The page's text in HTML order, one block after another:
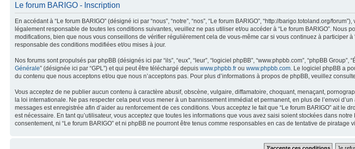
Le forum BARIGO - Inscription
En accédant à “Le forum BARIGO” (désigné ici par “nous”, “notre”, “nos”, “Le forum BARIGO”, “http://barigo.totoland.org/
légalement responsable de toutes les conditions suivantes, veuillez ne pas utiliser et/ou accéder à “Le forum BARIGO”.
modifications, bien que nous vous conseillons de vérifier régulièrement cela de vous-même car si vous continuez à participer
responsable des conditions modifiées et/ou mises à jour.
Nos forums sont propulsés par phpBB (désignés ici par “ils”, “eux”, “leur”, “logiciel phpBB”, “www.phpbb.com”, “phpBB
Générale” (désignée ici par “GPL”) et qui peut être téléchargé depuis www.phpbb.fr ou www.phpbb.com . Le logiciel phpBB a
du contenu que nous acceptons et/ou que nous n’acceptons pas. Pour plus d’informations à propos de phpBB, veuillez
Vous acceptez de ne publier aucun contenu à caractère abusif, obscène, vulgaire, diffamatoire, choquant, menaçant,
la loi internationale. Ne pas respecter cela peut vous mener à un bannissement immédiat et permanent, en plus de l’envoi
messages est enregistrée afin d’aider au renforcement de ces conditions. Vous acceptez le fait que “Le forum BARIGO” ait le
est nécessaire. En tant qu’utilisateur, vous acceptez que toutes les informations que vous avez saisi soient stockées dans
consentement, ni “Le forum BARIGO” et ni phpBB ne pourront être tenus comme responsables en cas de tentative de piratage